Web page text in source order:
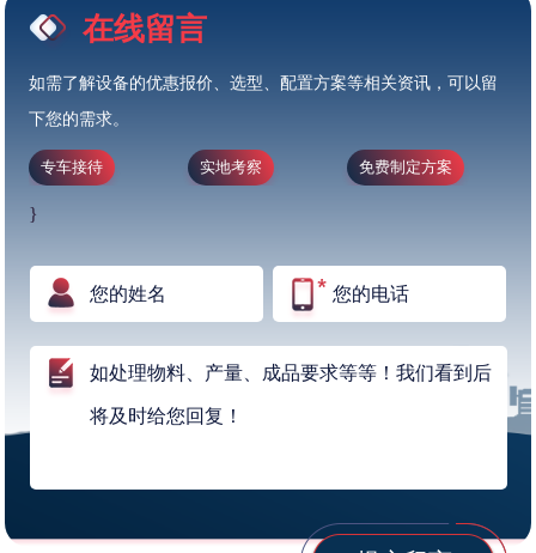
在线留言
如需了解设备的优惠报价、选型、配置方案等相关资讯，可以留
下您的需求。
专车接待 实地考察 免费制定方案
}